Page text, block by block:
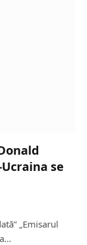
se
„Emisarul